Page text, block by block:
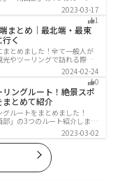
能できる北部と中部、街中
方ができます。バイクで兵
参考にしてください。
2023-03-17
1
まとめ｜最北端・最東
く
とめました！全て一般人が
やツーリングで訪れる際の
2024-02-24
0
ングルート！絶景スポ
とめて紹介
ルートをまとめました！
部」の3つのルート紹介しま
おり、山を生かした施設や
自然を満喫するツーリング
にツーリングに行く際は参
2023-03-02